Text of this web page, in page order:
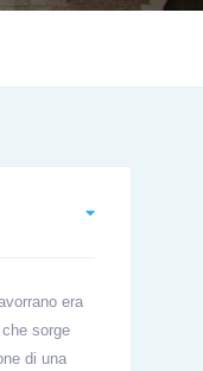
era
sorge
di una